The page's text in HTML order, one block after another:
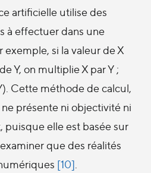
artificielle utilise des
à effectuer dans une
si la valeur de X
Y, on multiplie X par Y ;
Cette méthode de calcul,
présente ni objectivité ni
puisque elle est basée sur
que des réalités
[10]